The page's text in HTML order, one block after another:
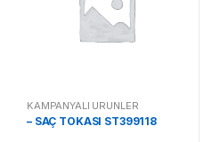
KAMPANYALI ÜRÜNLER
– SAÇ TOKASI ST399118